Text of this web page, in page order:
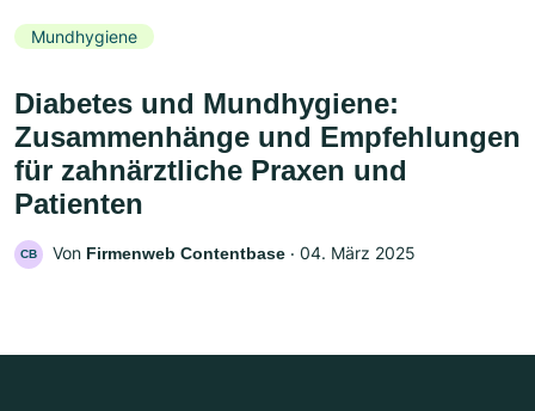
Mundhygiene
Diabetes und Mundhygiene:
Zusammenhänge und Empfehlungen
für zahnärztliche Praxen und
Patienten
CB Von Firmenweb Contentbase ‧ 04. März 2025